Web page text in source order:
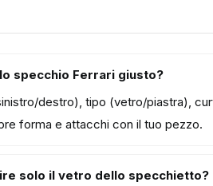
specchio Ferrari giusto?
destro), tipo (vetro/piastra),
forma e attacchi con il tuo pezzo.
solo il vetro dello specchietto?